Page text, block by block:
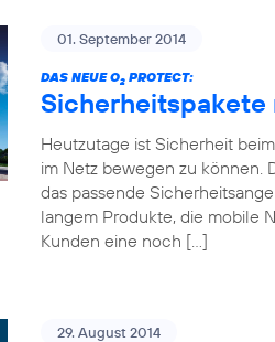
01. September 2014
DAS NEUE O2 PROTECT:
Heutzutage ist Sicherheit
im Netz bewegen zu können.
das passende
langem Produkte, die mobile
Kunden eine noch […]
29. August 2014